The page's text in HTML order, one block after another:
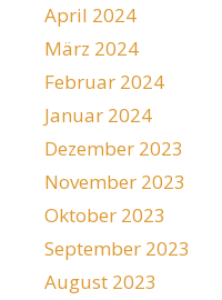
April 2024
März 2024
Februar 2024
Januar 2024
Dezember 2023
November 2023
Oktober 2023
September 2023
August 2023